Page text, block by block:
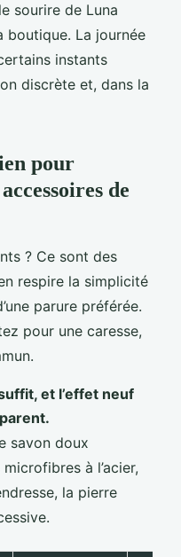
sourire de Luna
boutique. La journée
instants
discrète et, dans la
pour
de
? Ce sont des
respire la simplicité
parure préférée.
pour une caresse,
et l’effet neuf
savon doux
à l’acier,
la pierre